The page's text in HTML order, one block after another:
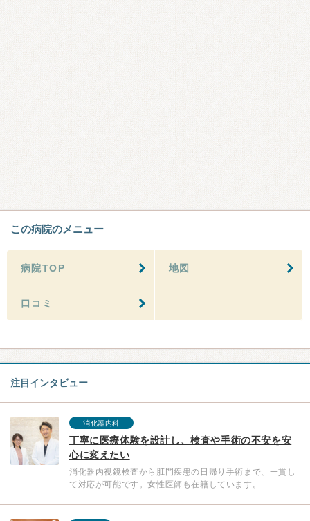
この病院のメニュー
病院TOP 地図
口コミ
注目インタビュー
消化器内科
丁寧に医療体験を設計し、検査や手術の不安を安
心に変えたい
消化器内視鏡検査から肛門疾患の日帰り手術まで、一貫し
て対応が可能です。女性医師も在籍しています。